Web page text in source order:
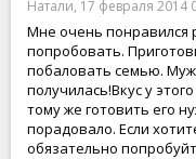
Натали, 17 февраля 2014
Мне очень понравился
попробовать.
побаловать семью. Муж
получилась!Вкус у
тому же готовить его
порадовало. Если
обязательно